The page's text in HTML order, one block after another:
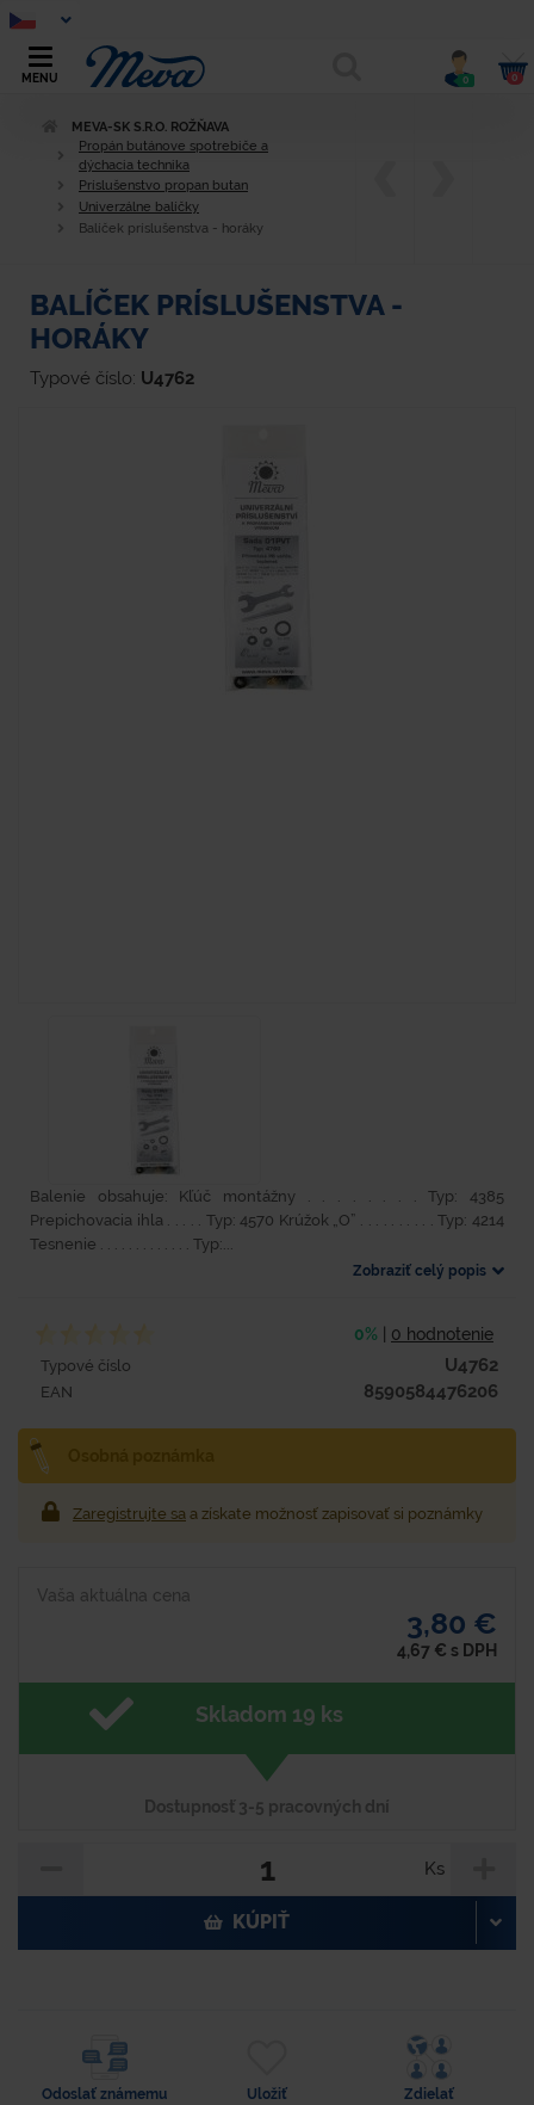
MENU 0 0
MEVA-SK S.R.O. ROŽŇAVA
Propán butánove spotrebiče a
dýchacia technika
Príslušenstvo propan butan
Univerzálne balíčky
Balíček príslušenstva - horáky
BALÍČEK PRÍSLUŠENSTVA -
HORÁKY
Typové číslo: U4762
Balenie obsahuje: Kľúč montážny . . . . . . . . Typ: 4385
Prepichovacia ihla . . . . . Typ: 4570 Krúžok „O” . . . . . . . . . . Typ: 4214
Tesnenie . . . . . . . . . . . . . Typ:...
Zobraziť celý popis
0% 0 hodnotenie
Typové číslo U4762
EAN 8590584476206
Zaregistrujte sa a získate možnosť zapisovať si poznámky
Vaša aktuálna cena
3,80 €
4,67 € s DPH
Skladom 19 ks
Dostupnosť 3-5 pracovných dní
Ks
KÚPIŤ
Odoslať známemu Uložiť Zdielať